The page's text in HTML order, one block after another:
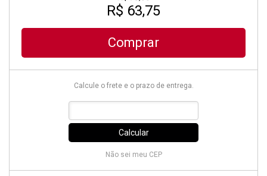
R$ 63,75
Comprar
Calcule o frete e o prazo de entrega.
Calcular
Não sei meu CEP